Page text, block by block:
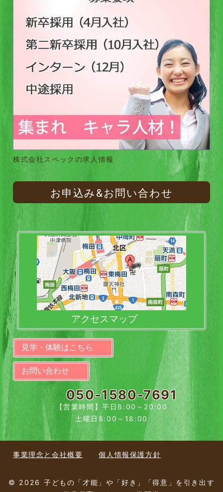
株式会社スペックの求人情報
お申込み&お問い合わせ
アクセスマップ
見学・体験はこちら
お問い合わせ
050-1580-7691
【営業時間】平日8:00～20:00
土曜日8:00～18:00
事業理念と会社概要 個人情報保護方針
© 2026 子どもの「才能」や「好き」「得意」を引き出す